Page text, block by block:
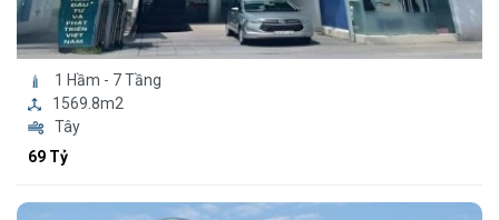
1 Hầm - 7 Tầng
1569.8m2
Tây
69 Tỷ